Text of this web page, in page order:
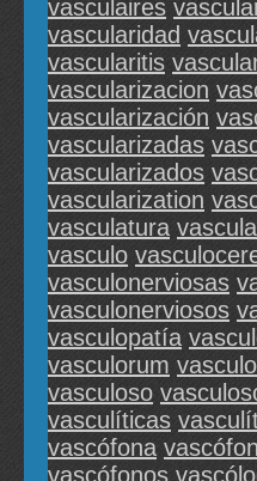
vasculaires
vascularidad
vascularitis
vascularizacion
vascularización
vascularizadas
vascularizados
vascularization
vasculatura
vasculo
vasculonerviosas
vasculonerviosos
vasculopatía
vasculorum
vasculoso
vasculíticas
vascófona
vascófonos